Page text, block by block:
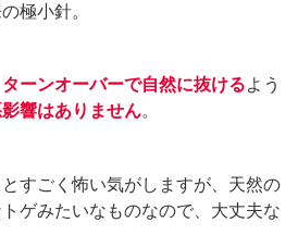
極小針。
ターンオーバーで自然に抜けるよう
響はありません。
すごく怖い気がしますが、天然の
ゲみたいなものなので、大丈夫な